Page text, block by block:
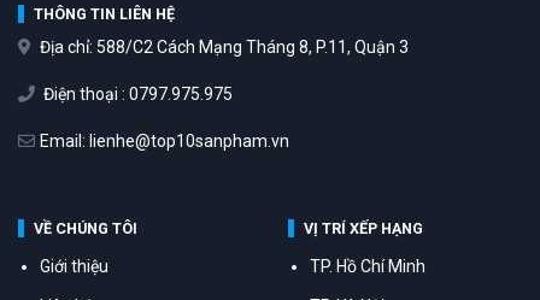
THÔNG TIN LIÊN HỆ
Địa chỉ: 588/C2 Cách Mạng Tháng 8, P.11, Quận 3
Điện thoại : 0797.975.975
Email: lienhe@top10sanpham.vn
VỀ CHÚNG TÔI
Giới thiệu
VỊ TRÍ XẾP HẠNG
TP. Hồ Chí Minh